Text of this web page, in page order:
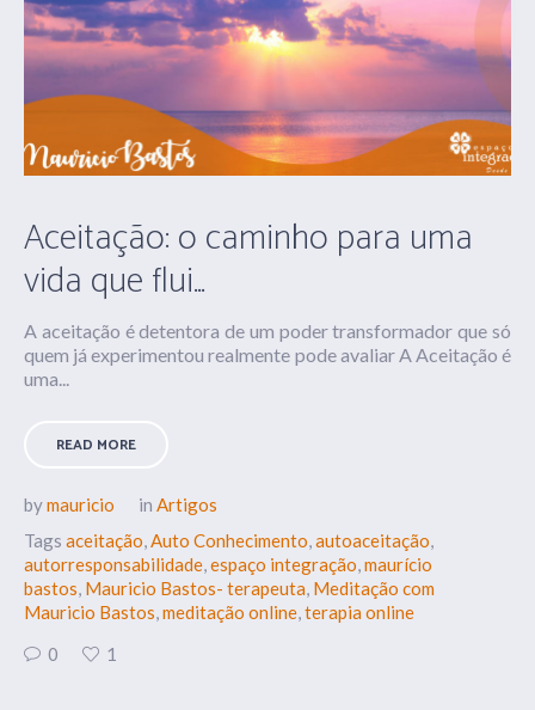
Aceitação: o caminho para uma
vida que flui…
A aceitação é detentora de um poder transformador que só
quem já experimentou realmente pode avaliar A Aceitação é
uma...
READ MORE
bymauricio in Artigos
Tags aceitação Auto Conhecimento autoaceitação
autorresponsabilidade espaço integração maurício
bastos Mauricio Bastos- terapeuta Meditação com
Mauricio Bastos meditação online terapia online
0
1